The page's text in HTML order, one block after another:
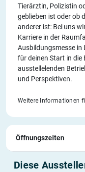
Tierärztin, Polizistin
geblieben ist oder ob
anderer ist: Bei uns
Karriere in der
Ausbildungsmesse in
für deinen Start in die
ausstellelenden
und Perspektiven.
Weitere Informationen
Öffnungszeiten
Diese